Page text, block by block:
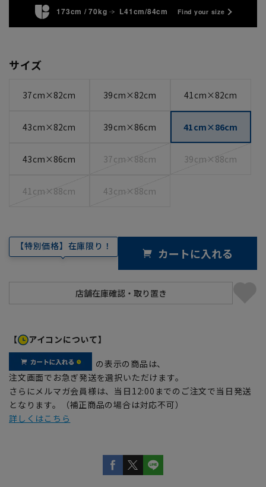
173cm / 70kg L41cm/84cm Find your size
サイズ
37cm×82cm 39cm×82cm 41cm×82cm
43cm×82cm 39cm×86cm 41cm×86cm
43cm×86cm 37cm×88cm 39cm×88cm
41cm×88cm 43cm×88cm
【特別価格】在庫限り！ カートに入れる
【 アイコンについて】
の表示の商品は、
注文画面でお急ぎ発送を選択いただけます。
さらにメルマガ会員様は、当日12:00までのご注文で当日発送
となります。（補正商品の場合は対応不可）
詳しくはこちら